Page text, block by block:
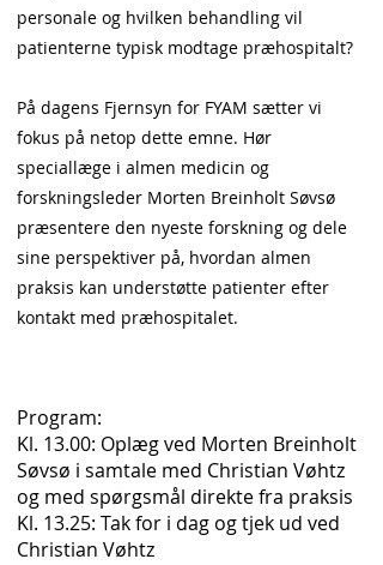
personale og hvilken behandling vil
patienterne typisk modtage præhospitalt?
På dagens Fjernsyn for FYAM sætter vi
fokus på netop dette emne. Hør
speciallæge i almen medicin og
forskningsleder Morten Breinholt Søvsø
præsentere den nyeste forskning og dele
sine perspektiver på, hvordan almen
praksis kan understøtte patienter efter
kontakt med præhospitalet.
Program:
Kl. 13.00: Oplæg ved Morten Breinholt
Søvsø i samtale med Christian Vøhtz
og med spørgsmål direkte fra praksis
Kl. 13.25: Tak for i dag og tjek ud ved
Christian Vøhtz